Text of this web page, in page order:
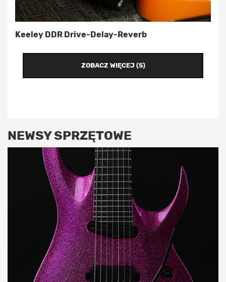
Keeley DDR Drive-Delay-Reverb
ZOBACZ WIĘCEJ (5)
NEWSY SPRZĘTOWE